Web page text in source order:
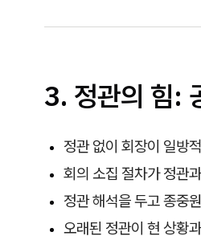
3. 정관의 힘:
정관 없이 회장이 일방
회의 소집 절차가 정관
정관 해석을 두고 종중
오래된 정관이 현 상황